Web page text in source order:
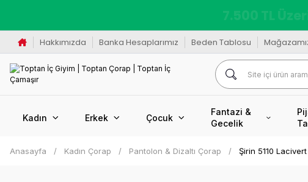
Kredi
Hakkımızda Banka Hesaplarımız Beden Tablosu
Kadın Erkek Çocuk
Fantazi &
Gecelik
Anasayfa Kadın Çorap Pantolon & Dizaltı Çorap Şirin 5110